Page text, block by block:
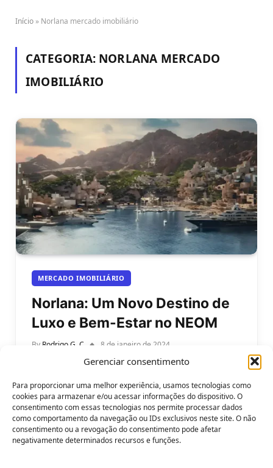
Gerenciar consentimento
Para proporcionar uma melhor experiência, usamos tecnologias como
cookies para armazenar e/ou acessar informações do dispositivo. O
consentimento com essas tecnologias nos permite processar dados
como comportamento da navegação ou IDs exclusivos neste site. O não
consentimento ou a revogação do consentimento pode afetar
negativamente determinados recursos e funções.
Início » Norlana mercado imobiliário
CATEGORIA: NORLANA MERCADO
IMOBILIÁRIO
MERCADO IMOBILIÁRIO
Norlana: Um Novo Destino de
Luxo e Bem-Estar no NEOM
By Rodrigo G. C 8 de janeiro de 2024
Norlana: um novo destino de luxo e bem-estar no
NEOM região noroeste da Arábia Saudita. Norlana
é uma comunidade costeira…